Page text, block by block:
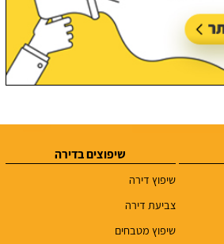
שיפוצים בדירה
שיפוץ דירה
צביעת דירה
שיפוץ מטבחים